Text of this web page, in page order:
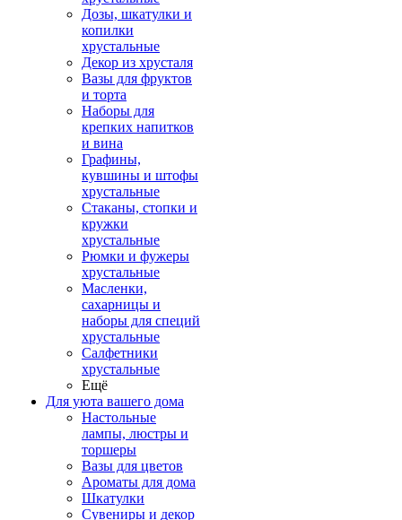
Дозы, шкатулки и
копилки
хрустальные
Декор из хрусталя
Вазы для фруктов
и торта
Наборы для
крепких напитков
и вина
Графины,
кувшины и штофы
хрустальные
Стаканы, стопки и
кружки
хрустальные
Рюмки и фужеры
хрустальные
Масленки,
сахарницы и
наборы для специй
хрустальные
Салфетники
хрустальные
Ещё
Для уюта вашего дома
Настольные
лампы, люстры и
торшеры
Вазы для цветов
Ароматы для дома
Шкатулки
Сувениры и декор